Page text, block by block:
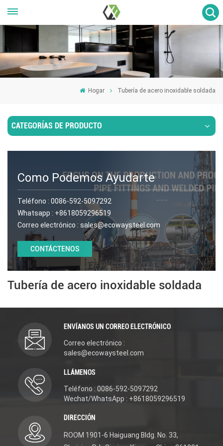
Hogar Tubería de acero inoxidable soldada
CATEGORÍAS DE PRODUCTO
Como Podemos Ayudarte
Teléfono : 0086-592-5097292
Whatsapp : +8618059296519
Correo electrónico : sales@ecowaysteel.com
CONTÁCTENOS
Tubería de acero inoxidable soldada
ENVÍANOS UN CORREO ELECTRÓNICO
Correo electrónico :
sales@ecowaysteel.com
LLÁMENOS
Teléfono : 0086-592-5097292
Wechat/WhatsApp : +8618059296519
DIRECCIÓN
ROOM 1901-6 Haiguang Bldg. No. 33,